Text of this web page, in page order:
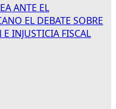
ANTE EL
EL DEBATE SOBRE
INJUSTICIA FISCAL